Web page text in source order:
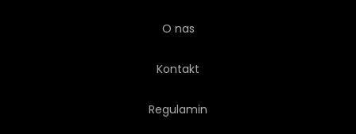
O nas
Kontakt
Regulamin